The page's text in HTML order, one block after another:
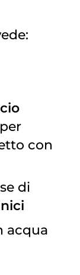
con
di
acqua